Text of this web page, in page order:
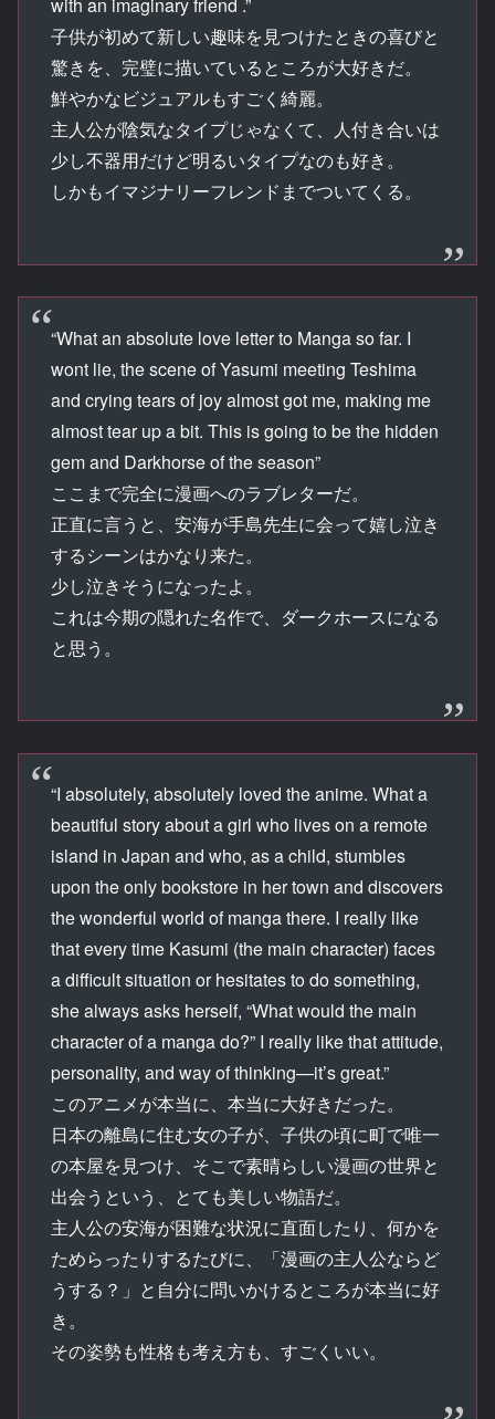
with an imaginary friend .”
子供が初めて新しい趣味を見つけたときの喜びと
驚きを、完璧に描いているところが大好きだ。
鮮やかなビジュアルもすごく綺麗。
主人公が陰気なタイプじゃなくて、人付き合いは
少し不器用だけど明るいタイプなのも好き。
しかもイマジナリーフレンドまでついてくる。
“What an absolute love letter to Manga so far. I
wont lie, the scene of Yasumi meeting Teshima
and crying tears of joy almost got me, making me
almost tear up a bit. This is going to be the hidden
gem and Darkhorse of the season”
ここまで完全に漫画へのラブレターだ。
正直に言うと、安海が手島先生に会って嬉し泣き
するシーンはかなり来た。
少し泣きそうになったよ。
これは今期の隠れた名作で、ダークホースになる
と思う。
“I absolutely, absolutely loved the anime. What a
beautiful story about a girl who lives on a remote
island in Japan and who, as a child, stumbles
upon the only bookstore in her town and discovers
the wonderful world of manga there. I really like
that every time Kasumi (the main character) faces
a difficult situation or hesitates to do something,
she always asks herself, “What would the main
character of a manga do?” I really like that attitude,
personality, and way of thinking—it’s great.”
このアニメが本当に、本当に大好きだった。
日本の離島に住む女の子が、子供の頃に町で唯一
の本屋を見つけ、そこで素晴らしい漫画の世界と
出会うという、とても美しい物語だ。
主人公の安海が困難な状況に直面したり、何かを
ためらったりするたびに、「漫画の主人公ならど
うする？」と自分に問いかけるところが本当に好
き。
その姿勢も性格も考え方も、すごくいい。